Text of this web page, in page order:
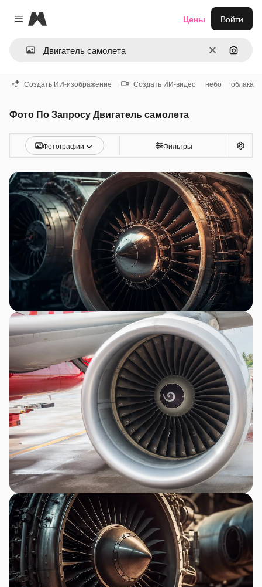
Close menu
Magnific
ОчиститьПоиск
Цены Войти
Создать ИИ-изображение Создать ИИ-видео небо облака
Фото По Запросу Двигатель самолета
Фотографии Фильтры